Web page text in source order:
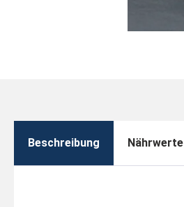
Beschreibung Nährwerte